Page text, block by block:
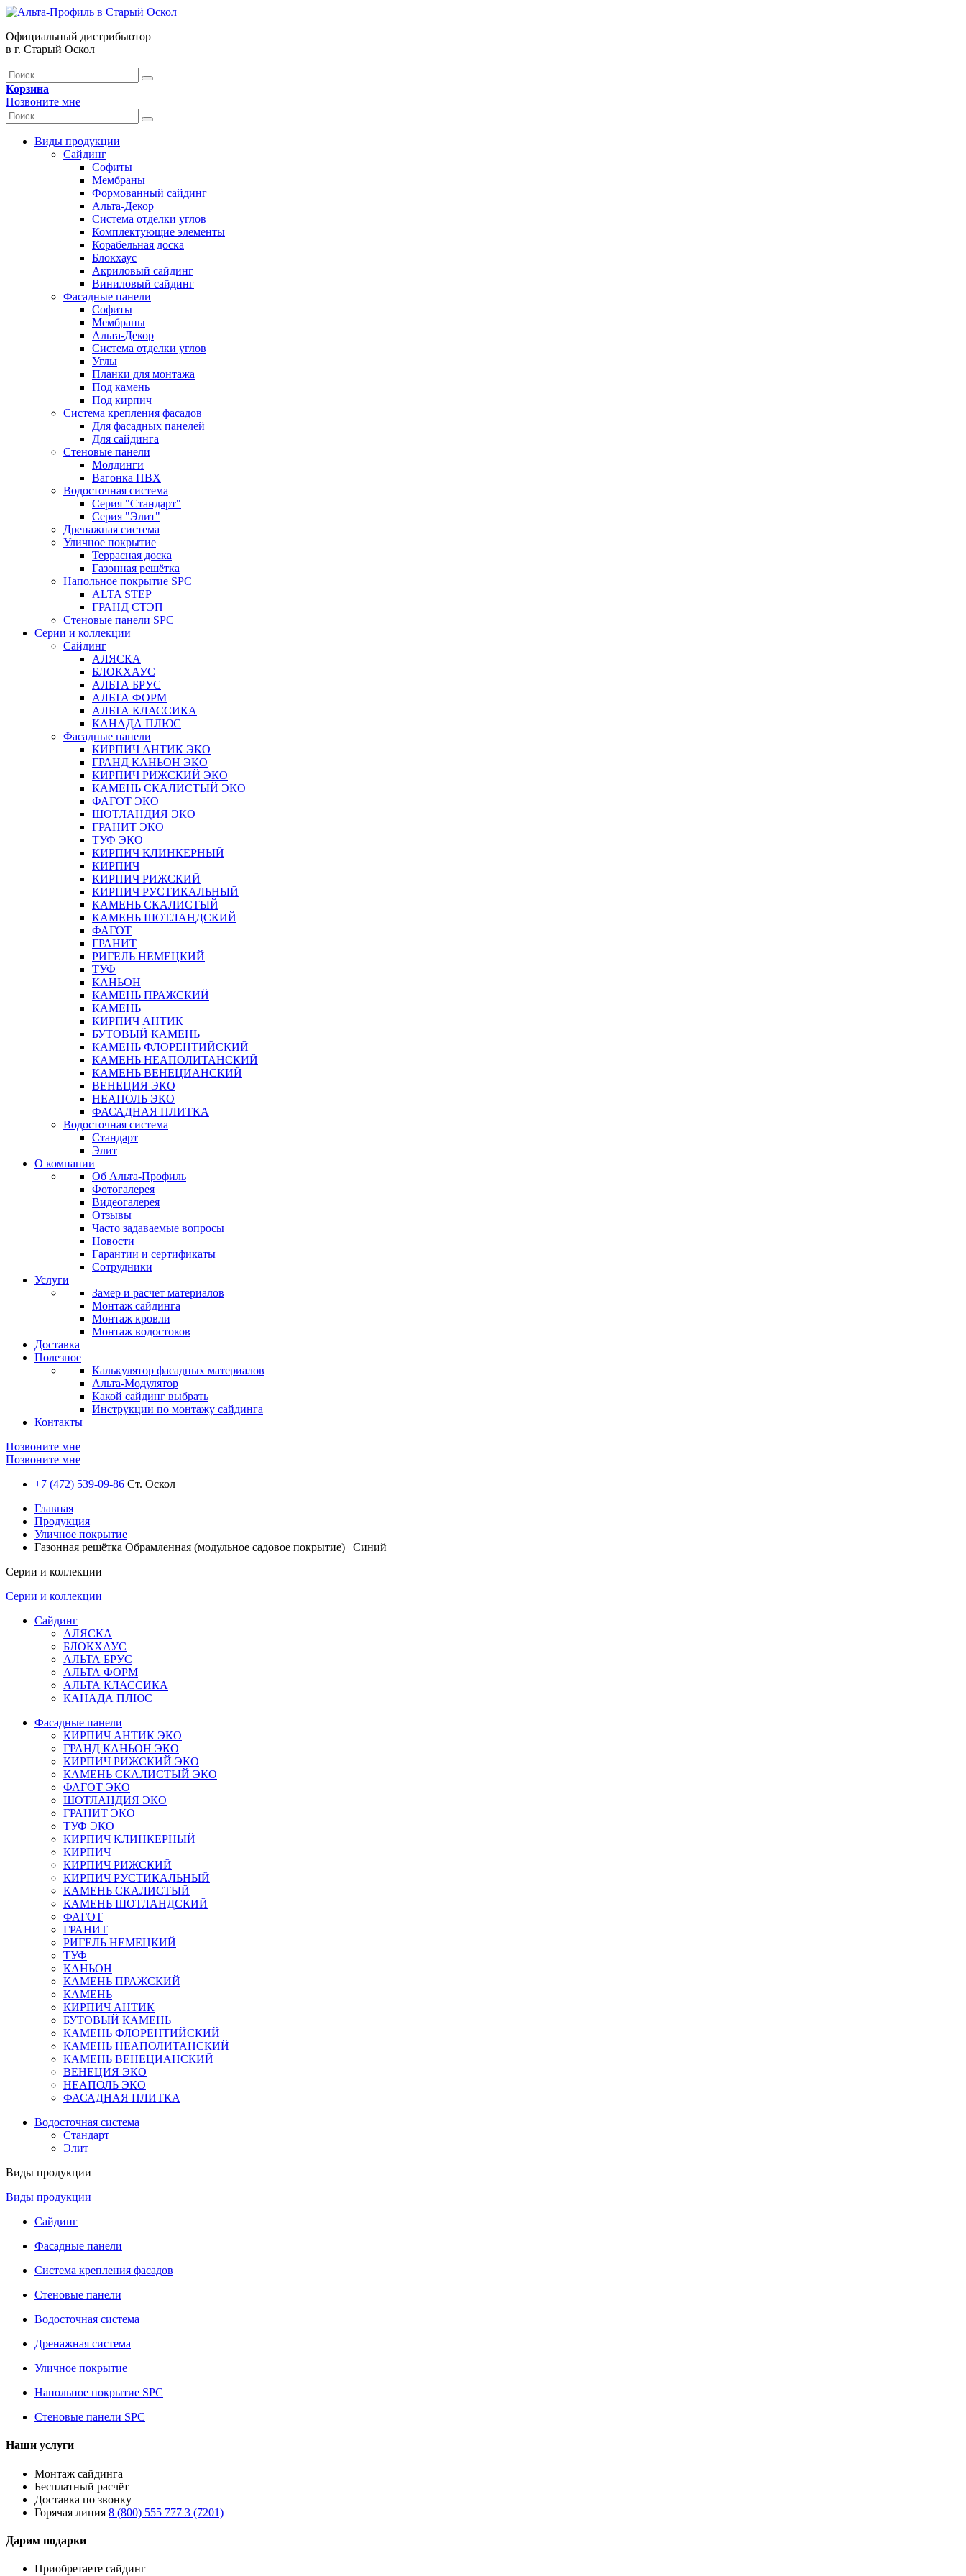
Официальный дистрибьютор
в г. Старый Оскол
Корзина
Позвоните мне
Виды продукции
Сайдинг
Софиты
Мембраны
Формованный сайдинг
Альта-Декор
Система отделки углов
Комплектующие элементы
Корабельная доска
Блокхаус
Акриловый сайдинг
Виниловый сайдинг
Фасадные панели
Софиты
Мембраны
Альта-Декор
Система отделки углов
Углы
Планки для монтажа
Под камень
Под кирпич
Система крепления фасадов
Для фасадных панелей
Для сайдинга
Стеновые панели
Молдинги
Вагонка ПВХ
Водосточная система
Серия "Стандарт"
Серия "Элит"
Дренажная система
Уличное покрытие
Террасная доска
Газонная решётка
Напольное покрытие SPC
ALTA STEP
ГРАНД СТЭП
Стеновые панели SPC
Серии и коллекции
Сайдинг
АЛЯСКА
БЛОКХАУС
АЛЬТА БРУС
АЛЬТА ФОРМ
АЛЬТА КЛАССИКА
КАНАДА ПЛЮС
Фасадные панели
КИРПИЧ АНТИК ЭКО
ГРАНД КАНЬОН ЭКО
КИРПИЧ РИЖСКИЙ ЭКО
КАМЕНЬ СКАЛИСТЫЙ ЭКО
ФАГОТ ЭКО
ШОТЛАНДИЯ ЭКО
ГРАНИТ ЭКО
ТУФ ЭКО
КИРПИЧ КЛИНКЕРНЫЙ
КИРПИЧ
КИРПИЧ РИЖСКИЙ
КИРПИЧ РУСТИКАЛЬНЫЙ
КАМЕНЬ СКАЛИСТЫЙ
КАМЕНЬ ШОТЛАНДСКИЙ
ФАГОТ
ГРАНИТ
РИГЕЛЬ НЕМЕЦКИЙ
ТУФ
КАНЬОН
КАМЕНЬ ПРАЖСКИЙ
КАМЕНЬ
КИРПИЧ АНТИК
БУТОВЫЙ КАМЕНЬ
КАМЕНЬ ФЛОРЕНТИЙСКИЙ
КАМЕНЬ НЕАПОЛИТАНСКИЙ
КАМЕНЬ ВЕНЕЦИАНСКИЙ
ВЕНЕЦИЯ ЭКО
НЕАПОЛЬ ЭКО
ФАСАДНАЯ ПЛИТКА
Водосточная система
Стандарт
Элит
О компании
Об Альта-Профиль
Фотогалерея
Видеогалерея
Отзывы
Часто задаваемые вопросы
Новости
Гарантии и сертификаты
Сотрудники
Услуги
Замер и расчет материалов
Монтаж сайдинга
Монтаж кровли
Монтаж водостоков
Доставка
Полезное
Калькулятор фасадных материалов
Альта-Модулятор
Какой сайдинг выбрать
Инструкции по монтажу сайдинга
Контакты
Позвоните мне
Позвоните мне
+7 (472) 539-09-86 Ст. Оскол
Главная
Продукция
Уличное покрытие
Газонная решётка Обрамленная (модульное садовое покрытие) | Синий
Серии и коллекции
Серии и коллекции
Сайдинг
АЛЯСКА
БЛОКХАУС
АЛЬТА БРУС
АЛЬТА ФОРМ
АЛЬТА КЛАССИКА
КАНАДА ПЛЮС
Фасадные панели
КИРПИЧ АНТИК ЭКО
ГРАНД КАНЬОН ЭКО
КИРПИЧ РИЖСКИЙ ЭКО
КАМЕНЬ СКАЛИСТЫЙ ЭКО
ФАГОТ ЭКО
ШОТЛАНДИЯ ЭКО
ГРАНИТ ЭКО
ТУФ ЭКО
КИРПИЧ КЛИНКЕРНЫЙ
КИРПИЧ
КИРПИЧ РИЖСКИЙ
КИРПИЧ РУСТИКАЛЬНЫЙ
КАМЕНЬ СКАЛИСТЫЙ
КАМЕНЬ ШОТЛАНДСКИЙ
ФАГОТ
ГРАНИТ
РИГЕЛЬ НЕМЕЦКИЙ
ТУФ
КАНЬОН
КАМЕНЬ ПРАЖСКИЙ
КАМЕНЬ
КИРПИЧ АНТИК
БУТОВЫЙ КАМЕНЬ
КАМЕНЬ ФЛОРЕНТИЙСКИЙ
КАМЕНЬ НЕАПОЛИТАНСКИЙ
КАМЕНЬ ВЕНЕЦИАНСКИЙ
ВЕНЕЦИЯ ЭКО
НЕАПОЛЬ ЭКО
ФАСАДНАЯ ПЛИТКА
Водосточная система
Стандарт
Элит
Виды продукции
Виды продукции
Сайдинг
Фасадные панели
Система крепления фасадов
Стеновые панели
Водосточная система
Дренажная система
Уличное покрытие
Напольное покрытие SPC
Стеновые панели SPC
Наши услуги
Монтаж сайдинга
Бесплатный расчёт
Доставка по звонку
Горячая линия 8 (800) 555 777 3 (7201)
Дарим подарки
Приобретаете сайдинг